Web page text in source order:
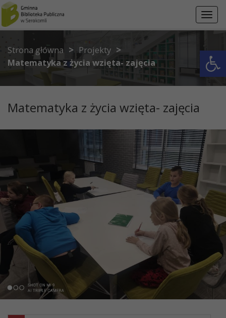
Strona główna > Projekty >
Matematyka z życia wzięta- zajęcia
Matematyka z życia wzięta- zajęcia